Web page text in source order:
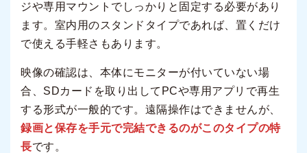
ジや専用マウントでしっかりと固定する必要があり
ます。室内用のスタンドタイプであれば、置くだけ
で使える手軽さもあります。
映像の確認は、本体にモニターが付いていない場
合、SDカードを取り出してPCや専用アプリで再生
する形式が一般的です。遠隔操作はできませんが、
録画と保存を手元で完結できるのがこのタイプの特
長です。